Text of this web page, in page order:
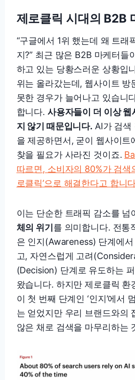
제로클릭 시대의 B2B
“구글에서 1위 했는데 왜 트래
지?” 최근 많은 B2B 마케터들
하고 있는 당황스러운 상황입
위는 올라갔는데, 웹사이트 방
못한 경우가 늘어나고 있습니
합니다. 사용자들이 더 이상
지 않기 때문입니다. AI가 검색
을 제공하면서, 굳이 웹사이트
찾을 필요가 사라진 것이죠.
따르면, 소비자의 80%가 검색
로클릭’으로 해결한다고 합니
이는 단순한 트래픽 감소를 넘
체의 위기 를 의미합니다. 전통
은 인지(Awareness) 단계에
고, 자연스럽게 고려
(Decision) 단계로 유도하는
왔습니다. 하지만 제로클릭 환
이 첫 번째 단계인 ‘인지’에서
는 얻었지만 우리 브랜드와의
않은 채로 검색을 마무리하는